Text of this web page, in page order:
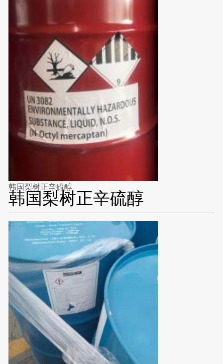
韩国梨树正辛硫醇
韩国梨树正辛硫醇